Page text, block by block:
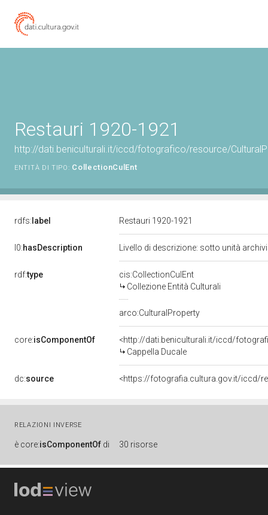
Restauri 1920-1921
http://dati.beniculturali.it/iccd/fotografico/resource/
ENTITÀ DI TIPO: CollectionCulEnt
rdfs: label Restauri 1920-1921
l0:hasDescription Livello di descrizione: sotto unità
rdf:type
cis:CollectionCulEnt
Collezione Entità Culturali
arco:CulturalProperty
core:isComponentOf
<http://dati.beniculturali.it/iccd/
Cappella Ducale
dc:source <https://fotografia.cultura.gov.it/iccd/
RELAZIONI INVERSE
è core:isComponentOf di 30 risorse